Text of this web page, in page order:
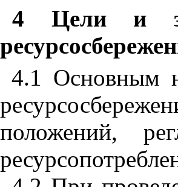
4 Цели и
4.1 Основным
положений,